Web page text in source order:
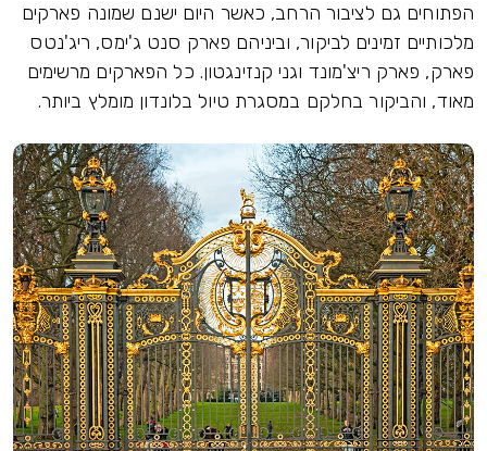
הפתוחים גם לציבור הרחב, כאשר היום ישנם שמונה פארקים
מלכותיים זמינים לביקור, וביניהם פארק סנט ג'ימס, ריג'נטס
פארק, פארק ריצ'מונד וגני קנזינגטון. כל הפארקים מרשימים
מאוד, והביקור בחלקם במסגרת טיול בלונדון מומלץ ביותר.